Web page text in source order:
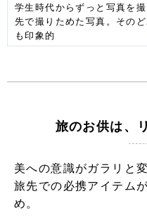
学生時代からずっと写真を
先で撮りためた写真。その
も印象的
旅のお供は、
美への意識がガラリと
旅先での必携アイテム
め。